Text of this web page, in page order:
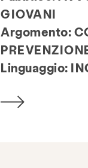
GIOVANI
Argomento:
Linguaggio: